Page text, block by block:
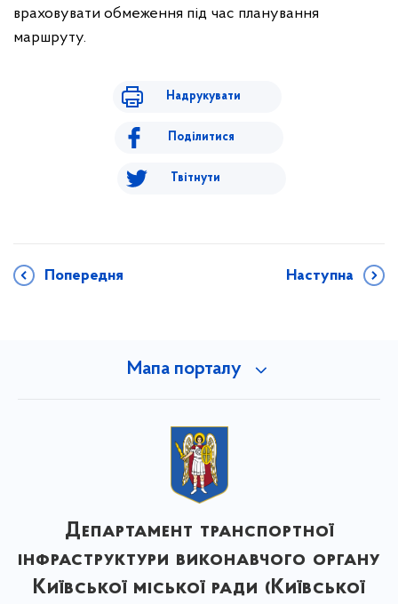
враховувати обмеження під час планування
маршруту.
Надрукувати
Поділитися
Твітнути
Попередня Наступна
Мапа порталу
Департамент транспортної
інфраструктури виконавчого органу
Київської міської ради (Київської